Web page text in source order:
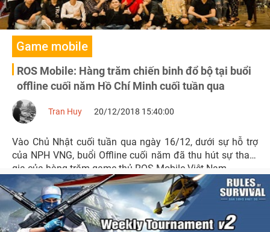
Game mobile
ROS Mobile: Hàng trăm chiến binh đổ bộ tại buổi
offline cuối năm Hồ Chí Minh cuối tuần qua
Tran Huy 20/12/2018 15:40:00
Vào Chủ Nhật cuối tuần qua ngày 16/12, dưới sự hỗ trợ
của NPH VNG, buổi Offline cuối năm đã thu hút sự tham
gia của hàng trăm game thủ ROS Mobile Việt Nam.